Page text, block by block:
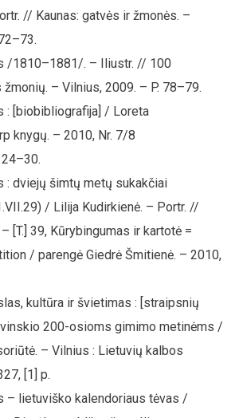
// Kaunas: gatvės ir žmonės. –
/1810–1881/. – Iliustr. // 100
– Vilnius, 2009. – P. 78–79.
: [biobibliografija] / Loreta
knygų. – 2010, Nr. 7/8
: dviejų šimtų metų sukakčiai
/ Lilija Kudirkienė. – Portr. //
[T.] 39, Kūrybingumas ir kartotė =
/ parengė Giedrė Šmitienė. – 2010,
kultūra ir švietimas : [straipsnių
200-osioms gimimo metinėms /
– Vilnius : Lietuvių kalbos
[1] p.
– lietuviško kalendoriaus tėvas /